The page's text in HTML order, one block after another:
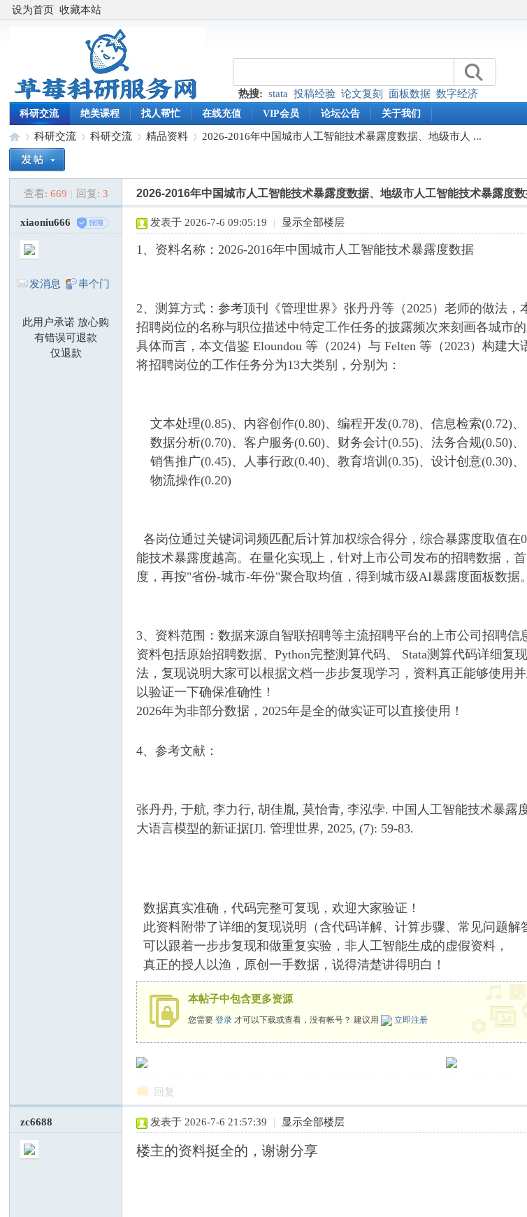
设为首页 收藏本站
热搜: stata 投稿经验 论文复刻 面板数据 数字经济
科研交流 绝美课程 找人帮忙 在线充值 VIP会员 论坛公告 关于我们
»
科研交流
›
科研交流 精品资料
›
2026-2016年中国城市人工智能技术暴露度数据、地级市人 ...
查看: 669 | 回复: 3 2026-2016年中国城市人工智能技术暴露度数据、地级市人工智能技术暴露度
xiaoniu666
发消息 串个门
此用户承诺 放心购
有错误可退款
仅退款
发表于 2026-7-6 09:05:19 | 显示全部楼层
1、资料名称：2026-2016年中国城市人工智能技术暴露度数据
2、测算方式：参考顶刊《管理世界》张丹丹等（2025）老师的做法
招聘岗位的名称与职位描述中特定工作任务的披露频次来刻画各城市的
具体而言，本文借鉴 Eloundou 等（2024）与 Felten 等（2023）构建
将招聘岗位的工作任务分为13大类别，分别为：
文本处理(0.85)、内容创作(0.80)、编程开发(0.78)、信息检索(0.72)、
数据分析(0.70)、客户服务(0.60)、财务会计(0.55)、法务合规(0.50)、
销售推广(0.45)、人事行政(0.40)、教育培训(0.35)、设计创意(0.30)、
物流操作(0.20)
各岗位通过关键词词频匹配后计算加权综合得分，综合暴露度取值在
能技术暴露度越高。在量化实现上，针对上市公司发布的招聘数据，
度，再按"省份-城市-年份"聚合取均值，得到城市级AI暴露度面板数据
3、资料范围：数据来源自智联招聘等主流招聘平台的上市公司招聘信
资料包括原始招聘数据、Python完整测算代码、 Stata测算代码详细复
法，复现说明大家可以根据文档一步步复现学习，资料真正能够使用
以验证一下确保准确性！
2026年为非部分数据，2025年是全的做实证可以直接使用！
4、参考文献：
张丹丹, 于航, 李力行, 胡佳胤, 莫怡青, 李泓孛. 中国人工智能技术暴
大语言模型的新证据[J]. 管理世界, 2025, (7): 59-83.
数据真实准确，代码完整可复现，欢迎大家验证！
此资料附带了详细的复现说明（含代码详解、计算步骤、常见问题解
可以跟着一步步复现和做重复实验，非人工智能生成的虚假资料，
真正的授人以渔，原创一手数据，说得清楚讲得明白！
本帖子中包含更多资源
您需要登录 才可以下载或查看，没有帐号？ 建议用 立即注册
回复
zc6688 发表于 2026-7-6 21:57:39 | 显示全部楼层
楼主的资料挺全的，谢谢分享